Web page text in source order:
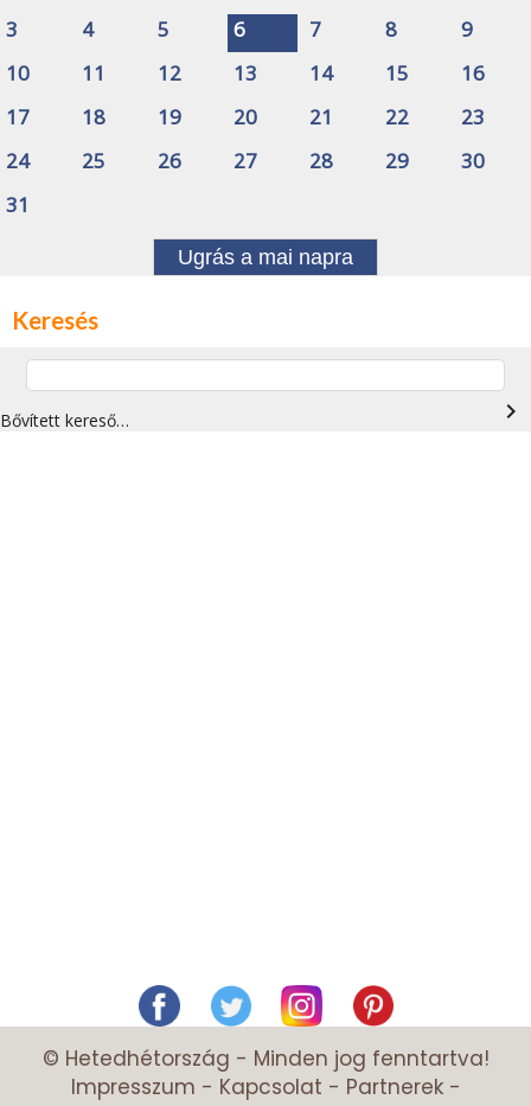
3
4 5 6 7 8
9
10
11 12 13 14 15
16
17
18 19 20 21 22
23
24
25 26 27 28 29
30
31
Ugrás a mai napra
Keresés
Bővített kereső… navigate_next
© Hetedhétország - Minden jog fenntartva!
Impresszum - Kapcsolat - Partnerek-